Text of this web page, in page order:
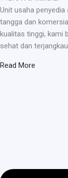
Unit usaha
tangga dan
kualitas tinggi, kami
sehat dan
Read More